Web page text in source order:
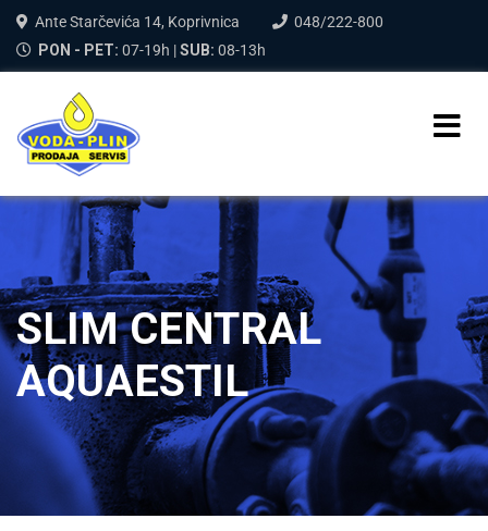
Ante Starčevića 14, Koprivnica
048/222-800
PON - PET: 07-19h |SUB: 08-13h
SLIM CENTRAL
AQUAESTIL